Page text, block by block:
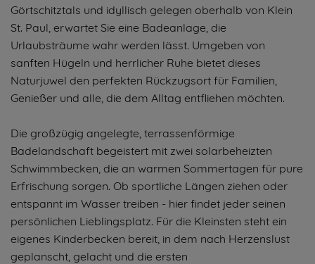
Görtschitztals und idyllisch gelegen oberhalb von Klein
St. Paul, erwartet Sie eine Badeanlage, die
Urlaubsträume wahr werden lässt. Umgeben von
sanften Hügeln und herrlicher Ruhe bietet dieses
Naturjuwel den perfekten Rückzugsort für Familien,
Genießer und alle, die dem Alltag entfliehen möchten.
Die großzügig angelegte, terrassenförmige
Badelandschaft begeistert mit zwei solarbeheizten
Schwimmbecken, die an warmen Sommertagen für pure
Erfrischung sorgen. Ob sportliche Längen ziehen oder
entspannt im Wasser treiben - hier findet jeder seinen
persönlichen Lieblingsplatz. Für die Kleinsten steht ein
eigenes Kinderbecken bereit, in dem nach Herzenslust
geplanscht, gelacht und die ersten